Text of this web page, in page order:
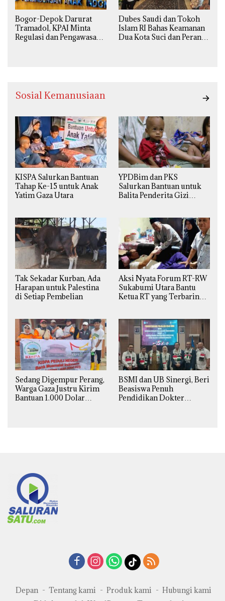
Bogor-Depok Darurat
Tramadol, KPAI Minta
Regulasi dan Pengawasan
Dubes Saudi dan Tokoh
Islam RI Bahas Keamanan
Dua Kota Suci dan Peran
Sosial Kemanusiaan
KISPA Salurkan Bantuan
Tahap Ke-15 untuk Anak
Yatim Gaza Utara
YPDBim dan PKS
Salurkan Bantuan untuk
Balita Penderita Gizi
Tak Sekadar Kurban, Ada
Harapan untuk Palestina
di Setiap Pembelian
Aksi Nyata Forum RT-RW
Sukabumi Utara Bantu
Ketua RT yang Terbaring
Sedang Digempur Perang,
Warga Gaza Justru Kirim
Bantuan 1.000 Dolar
BSMI dan UB Sinergi, Beri
Beasiswa Penuh
Pendidikan Dokter
Depan Tentang kami Produk kami
Hubungi kami